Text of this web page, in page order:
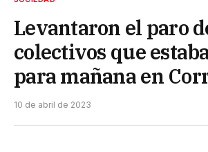
Levantaron el paro
colectivos que
para mañana en
10 de abril de 2023